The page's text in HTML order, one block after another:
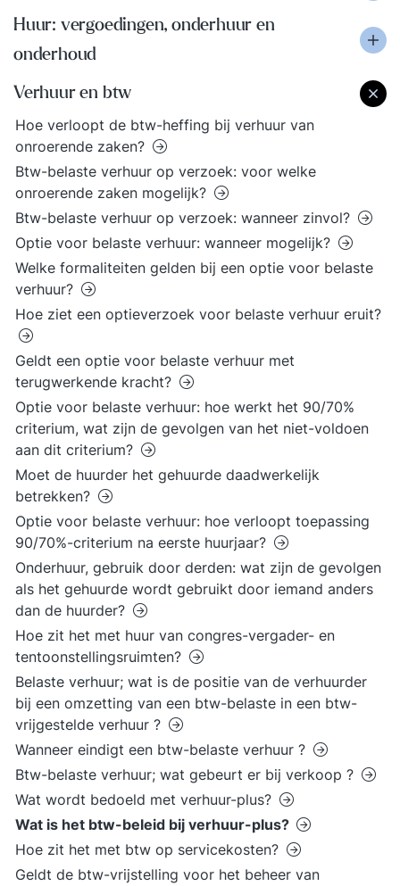
Huur: vergoedingen, onderhuur en
onderhoud
Verhuur en btw
Hoe verloopt de btw-heffing bij verhuur van
onroerende zaken?
Btw-belaste verhuur op verzoek: voor welke
onroerende zaken mogelijk?
Btw-belaste verhuur op verzoek: wanneer zinvol?
Optie voor belaste verhuur: wanneer mogelijk?
Welke formaliteiten gelden bij een optie voor belaste
verhuur?
Hoe ziet een optieverzoek voor belaste verhuur eruit?
Geldt een optie voor belaste verhuur met
terugwerkende kracht?
Optie voor belaste verhuur: hoe werkt het 90/70%
criterium, wat zijn de gevolgen van het niet-voldoen
aan dit criterium?
Moet de huurder het gehuurde daadwerkelijk
betrekken?
Optie voor belaste verhuur: hoe verloopt toepassing
90/70%-criterium na eerste huurjaar?
Onderhuur, gebruik door derden: wat zijn de gevolgen
als het gehuurde wordt gebruikt door iemand anders
dan de huurder?
Hoe zit het met huur van congres-vergader- en
tentoonstellingsruimten?
Belaste verhuur; wat is de positie van de verhuurder
bij een omzetting van een btw-belaste in een btw-
vrijgestelde verhuur ?
Wanneer eindigt een btw-belaste verhuur ?
Btw-belaste verhuur; wat gebeurt er bij verkoop ?
Wat wordt bedoeld met verhuur-plus?
Wat is het btw-beleid bij verhuur-plus?
Hoe zit het met btw op servicekosten?
Geldt de btw-vrijstelling voor het beheer van